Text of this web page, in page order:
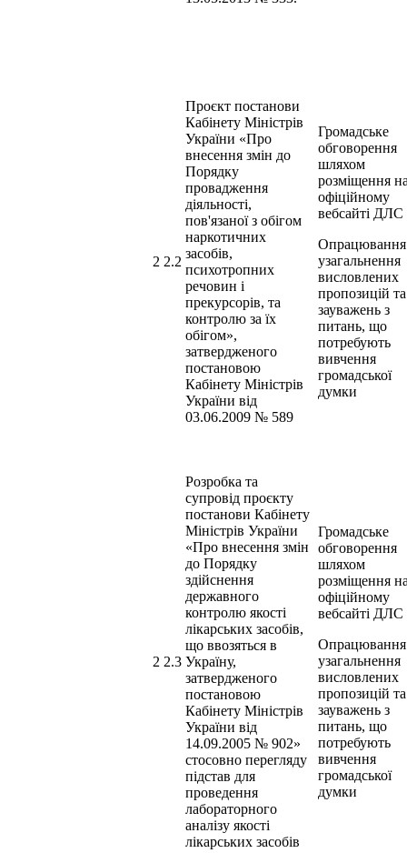
2 2.2
Проєкт постанови
Кабінету Міністрів
України «Про
внесення змін до
Порядку
провадження
діяльності,
пов'язаної з обігом
наркотичних
засобів,
психотропних
речовин і
прекурсорів, та
контролю за їх
обігом»,
затвердженого
постановою
Кабінету Міністрів
України від
03.06.2009 № 589
Громадське
обговорення
шляхом
розміщення
офіційному
вебсайті ДЛС
Опрацювання
узагальнення
висловлених
пропозицій та
зауважень з
питань, що
потребують
вивчення
громадської
думки
2 2.3
Розробка та
супровід проєкту
постанови Кабінету
Міністрів України
«Про внесення змін
до Порядку
здійснення
державного
контролю якості
лікарських засобів,
що ввозяться в
Україну,
затвердженого
постановою
Кабінету Міністрів
України від
14.09.2005 № 902»
стосовно перегляду
підстав для
проведення
лабораторного
аналізу якості
лікарських засобів
Громадське
обговорення
шляхом
розміщення
офіційному
вебсайті ДЛС
Опрацювання
узагальнення
висловлених
пропозицій та
зауважень з
питань, що
потребують
вивчення
громадської
думки